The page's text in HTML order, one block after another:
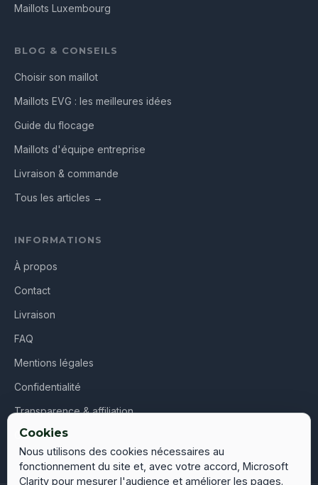
Maillots Luxembourg
BLOG & CONSEILS
Choisir son maillot
Maillots EVG : les meilleures idées
Guide du flocage
Maillots d'équipe entreprise
Livraison & commande
Tous les articles →
INFORMATIONS
À propos
Contact
Livraison
FAQ
Mentions légales
Confidentialité
Transparence & affiliation
CGV
Cookies
Nous utilisons des cookies nécessaires au
fonctionnement du site et, avec votre accord, Microsoft
Clarity pour mesurer l'audience et améliorer les pages.